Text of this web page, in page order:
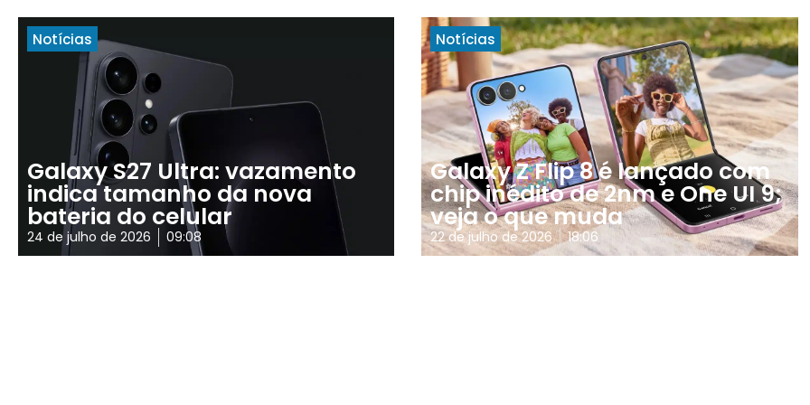
Notícias
Galaxy S27 Ultra: vazamento
indica tamanho da nova
bateria do celular
24 de julho de 2026 09:08
Notícias
Galaxy Z Flip 8 é lançado com
chip inédito de 2nm e One UI 9;
veja o que muda
22 de julho de 2026 18:06